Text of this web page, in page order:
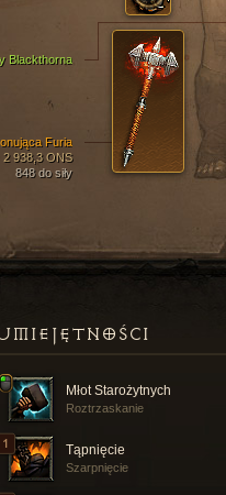
Blackthorna
Furia
2 938,3 ONS
848 do siły
Młot Starożytnych
Roztrzaskanie
Tąpnięcie
Szarpnięcie